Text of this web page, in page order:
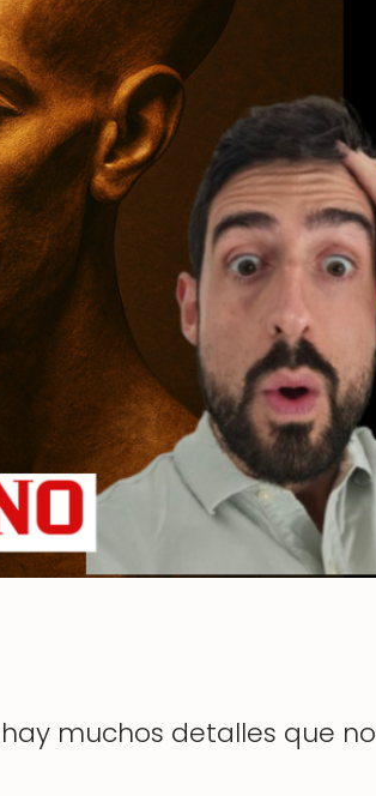
hay muchos detalles que no